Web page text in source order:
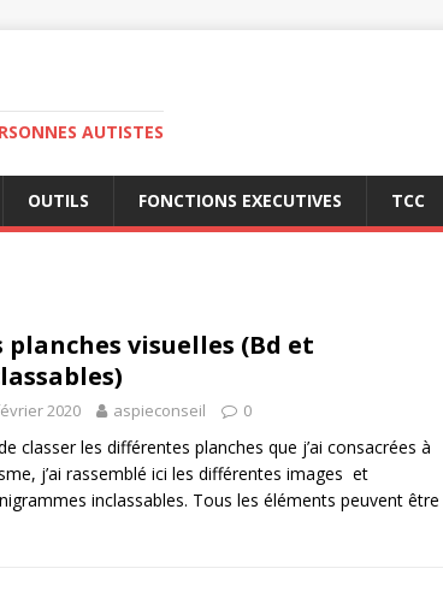
AUTISTES
OUTILS FONCTIONS EXECUTIVES TCC
planches visuelles (Bd et
2020 aspieconseil 0
classer les différentes planches que j’ai consacrées à
j’ai rassemblé ici les différentes images et
inclassables. Tous les éléments peuvent être